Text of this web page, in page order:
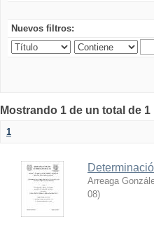
Nuevos filtros:
Mostrando 1 de un total de
1
Arreaga
08)